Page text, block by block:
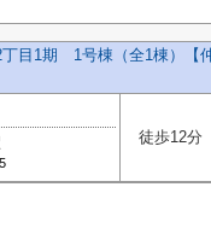
目1期 1号棟（全1棟）【
徒歩12分